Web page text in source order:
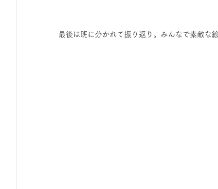
最後は班に分かれて振り返り。みんなで素敵な